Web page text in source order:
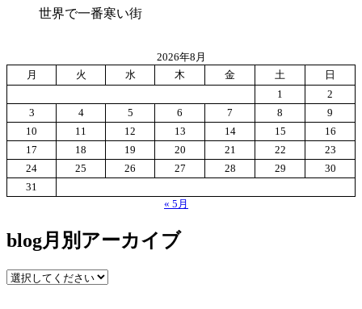
世界で一番寒い街
2026年8月
月
火 水 木 金 土
日
1
2
3
4 5 6 7 8
9
10
11 12 13 14 15
16
17
18 19 20 21 22
23
24
25 26 27 28 29
30
31
« 5月
blog月別アーカイブ